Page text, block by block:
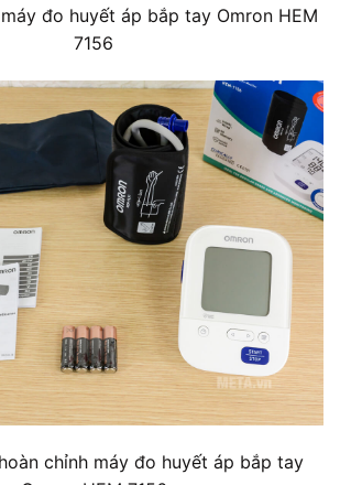
đo huyết áp bắp tay Omron HEM
7156
chỉnh máy đo huyết áp bắp tay